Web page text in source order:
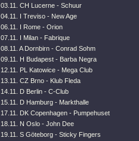
03.11. CH Lucerne - Schuur
04.11. I Treviso - New Age
06.11. I Rome - Orion
07.11. I Milan - Fabrique
08.11. A Dornbirn - Conrad Sohm
09.11. H Budapest - Barba Negra
12.11. PL Katowice - Mega Club
13.11. CZ Brno - Klub Fleda
14.11. D Berlin - C-Club
15.11. D Hamburg - Markthalle
17.11. DK Copenhagen - Pumpehuset
18.11. N Oslo - John Dee
19.11. S Göteborg - Sticky Fingers